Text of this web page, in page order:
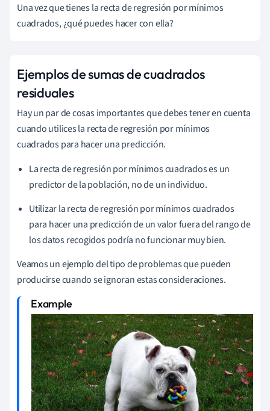
Una vez que tienes la recta de regresión por mínimos
cuadrados, ¿qué puedes hacer con ella?
Ejemplos de sumas de cuadrados
residuales
Hay un par de cosas importantes que debes tener en cuenta
cuando utilices la recta de regresión por mínimos
cuadrados para hacer una predicción.
La recta de regresión por mínimos cuadrados es un
predictor de la población, no de un individuo.
Utilizar la recta de regresión por mínimos cuadrados
para hacer una predicción de un valor fuera del rango de
los datos recogidos podría no funcionar muy bien.
Veamos un ejemplo del tipo de problemas que pueden
producirse cuando se ignoran estas consideraciones.